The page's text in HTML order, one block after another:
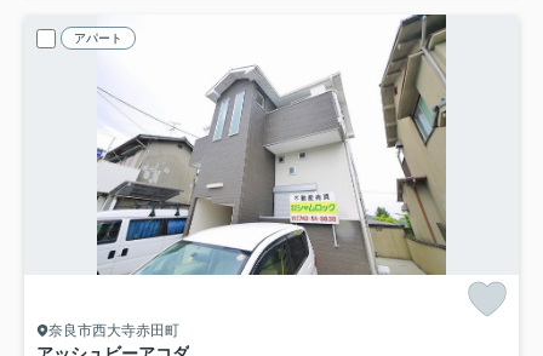
アパート
奈良市西大寺赤田町